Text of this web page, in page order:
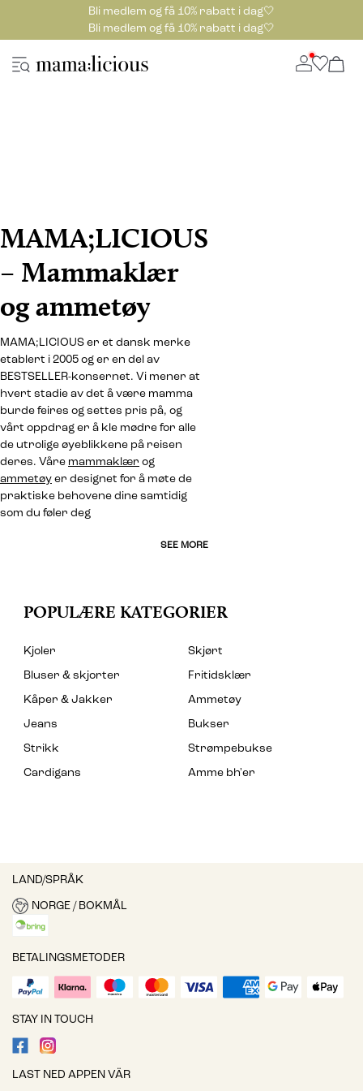
Bli medlem og få 10% rabatt i dag🤍
Bli medlem og få 10% rabatt i dag🤍
MAMA;LICIOUS
– Mammaklær
og ammetøy
MAMA;LICIOUS er et dansk merke
etablert i 2005 og er en del av
BESTSELLER-konsernet. Vi mener at
hvert stadie av det å være mamma
burde feires og settes pris på, og
vårt oppdrag er å kle mødre for alle
de utrolige øyeblikkene på reisen
deres. Våre mammaklær og
ammetøy er designet for å møte de
praktiske behovene dine samtidig
som du føler deg
SEE MORE
POPULÆRE KATEGORIER
Kjoler
Skjørt
Bluser & skjorter
Fritidsklær
Kåper & Jakker
Ammetøy
Jeans
Bukser
Strikk
Strømpebukse
Cardigans
Amme bh'er
LAND/SPRÅK
NORGE / BOKMÅL
BETALINGSMETODER
STAY IN TOUCH
LAST NED APPEN VÄR